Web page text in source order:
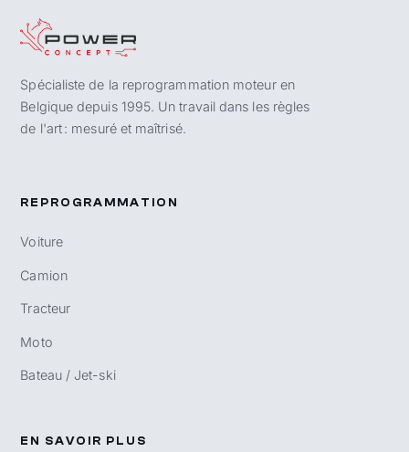
Spécialiste de la reprogrammation moteur en
Belgique depuis 1995. Un travail dans les règles
de l'art : mesuré et maîtrisé.
REPROGRAMMATION
Voiture
Camion
Tracteur
Moto
Bateau / Jet-ski
EN SAVOIR PLUS